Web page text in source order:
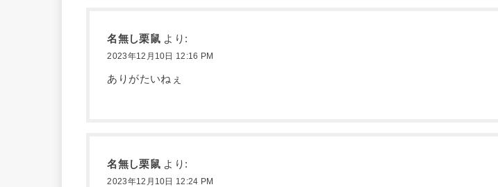
名無し栗鼠 より:
2023年12月10日 12:16 PM
ありがたいねぇ
名無し栗鼠 より:
2023年12月10日 12:24 PM